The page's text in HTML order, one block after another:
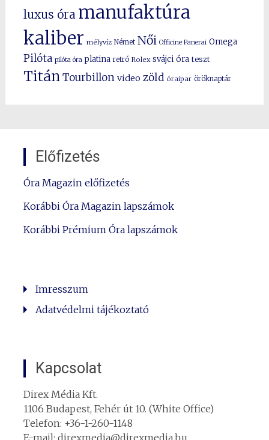
luxus óra manufaktúra
kaliber mélyvíz Német Női Officine Panerai Omega
Pilóta pilóta óra platina retró Rolex svájci óra teszt
Titán Tourbillon video zöld óraipar öröknaptár
Előfizetés
Óra Magazin előfizetés
Korábbi Óra Magazin lapszámok
Korábbi Prémium Óra lapszámok
Imresszum
Adatvédelmi tájékoztató
Kapcsolat
Direx Média Kft.
1106 Budapest, Fehér út 10. (White Office)
Telefon: +36-1-260-1148
E-mail: direxmedia@direxmedia.hu